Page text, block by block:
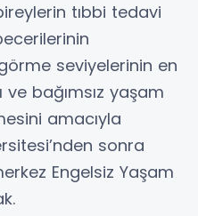
tıbbi tedavi
seviyelerinin en
ve bağımsız yaşam
amacıyla
sonra
Engelsiz Yaşam